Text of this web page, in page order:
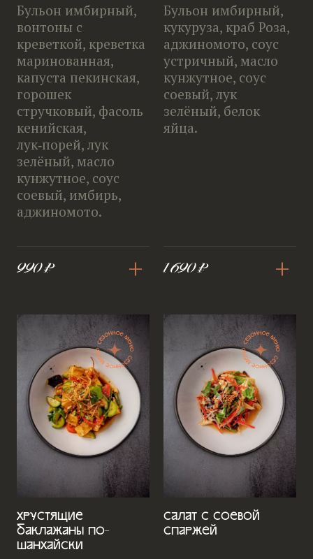
Бульон имбирный,
вонтоны с
креветкой, креветка
маринованная,
капуста пекинская,
горошек
стручковый, фасоль
кенийская,
лук‑порей, лук
зелёный, масло
кунжутное, соус
соевый, имбирь,
аджиномото.
990 ₽ +
Бульон имбирный,
кукуруза, краб Роза,
аджиномото, соус
устричный, масло
кунжутное, соус
соевый, лук
зелёный, белок
яйца.
1 690 ₽ +
Хрустящие
баклажаны по-
шанхайски
Салат с соевой
спаржей